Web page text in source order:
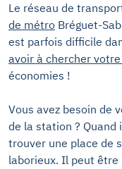
Le réseau de
de métro Bréguet-
est parfois difficile
avoir à chercher
économies !
Vous avez besoin de
de la station ? Quand
trouver une place de
laborieux. Il peut être